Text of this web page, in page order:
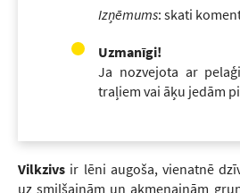
Izņēmums: skati
Uzmanīgi!
Ja nozvejota ar
traļiem vai āķu jedām
Vilkzivs ir lēni augoša, vienatnē
uz smilšainām un akmeņainām